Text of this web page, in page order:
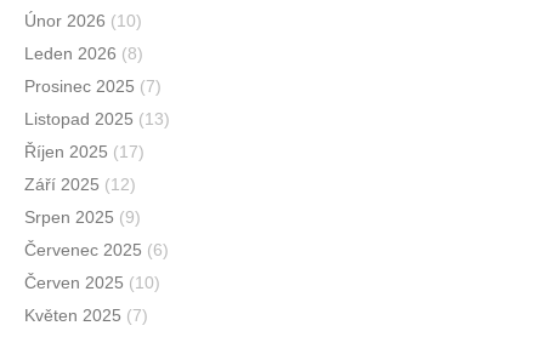
Únor 2026 (10)
Leden 2026 (8)
Prosinec 2025 (7)
Listopad 2025 (13)
Říjen 2025 (17)
Září 2025 (12)
Srpen 2025 (9)
Červenec 2025 (6)
Červen 2025 (10)
Květen 2025 (7)